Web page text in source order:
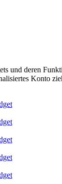
und deren
Konto